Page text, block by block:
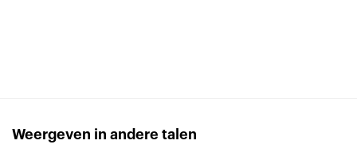
Weergeven in andere talen